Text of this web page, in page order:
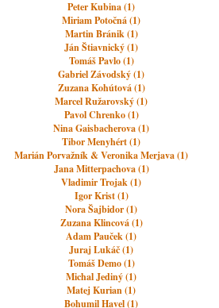
Peter Kubina (1)
Miriam Potočná (1)
Martin Bránik (1)
Ján Štiavnický (1)
Tomáš Pavlo (1)
Gabriel Závodský (1)
Zuzana Kohútová (1)
Marcel Ružarovský (1)
Pavol Chrenko (1)
Nina Gaisbacherova (1)
Tibor Menyhért (1)
Marián Porvažník & Veronika Merjava (1)
Jana Mitterpachova (1)
Vladimir Trojak (1)
Igor Krist (1)
Nora Šajbidor (1)
Zuzana Klincová (1)
Adam Pauček (1)
Juraj Lukáč (1)
Tomáš Demo (1)
Michal Jediný (1)
Matej Kurian (1)
Bohumil Havel (1)